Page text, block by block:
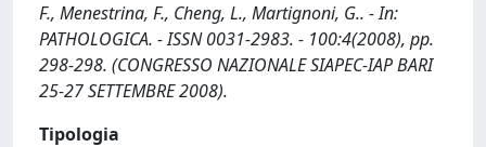
F., Menestrina, F., Cheng, L., Martignoni, G.. - In:
PATHOLOGICA. - ISSN 0031-2983. - 100:4(2008), pp.
298-298. (CONGRESSO NAZIONALE SIAPEC-IAP BARI
25-27 SETTEMBRE 2008).
Tipologia